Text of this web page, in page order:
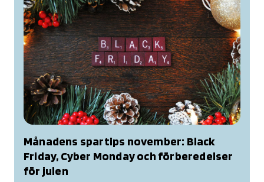
Månadens spartips november: Black
Friday, Cyber Monday och förberedelser
för julen